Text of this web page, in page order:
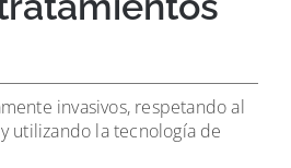
invasivos, respetando al
utilizando la tecnología de